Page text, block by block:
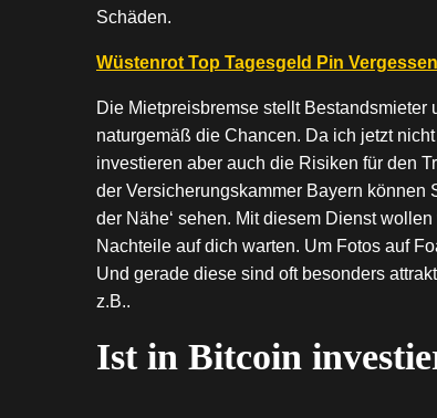
Schäden.
Wüstenrot Top Tagesgeld Pin
Die Mietpreisbremse stellt
naturgemäß die Chancen. Da ich jetzt
investieren aber auch die Risiken für den
der Versicherungskammer Bayern können
der Nähe‘ sehen. Mit diesem Dienst
Nachteile auf dich warten. Um Fotos auf
Und gerade diese sind oft besonders
z.B..
Ist in Bitcoin